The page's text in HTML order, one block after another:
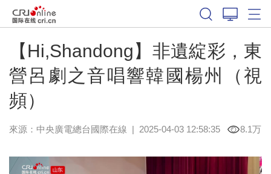
【Hi,Shandong】非遺綻彩，東
營呂劇之音唱響韓國楊州（視
頻）
來源：中央廣電總台國際在線 | 2025-04-03 12:58:35 8.1万